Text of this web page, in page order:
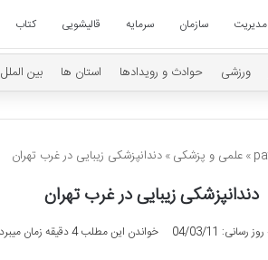
مدیریت سازمان سرمایه قالیشویی کتاب
ورزشی حوادث و رویدادها استان ها بین الملل
» علمی و پزشکی » دندانپزشکی زیبایی در غرب تهران
دندانپزشکی زیبایی در غرب تهران
04/03/11 خواندن این مطلب 4 دقیقه زمان میبرد